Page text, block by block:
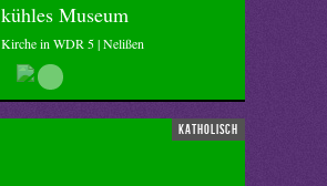
kühles Museum
Kirche in WDR 5 | Nelißen
katholisch